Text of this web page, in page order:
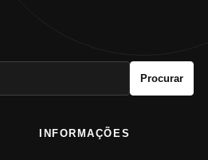
Procurar
INFORMAÇÕES